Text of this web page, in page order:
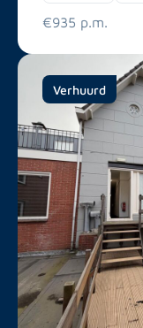
€935 p.m.
Verhuurd